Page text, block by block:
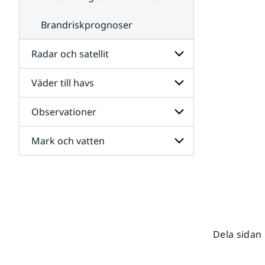
Brandriskprognoser
Radar och satellit
Undersidor
för
Radar
och
satellit
Väder till havs
Undersidor
för
Väder
till
havs
Observationer
Undersidor
för
Mark och vatten
Dela sidan